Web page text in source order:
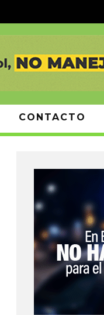
CONTACTO